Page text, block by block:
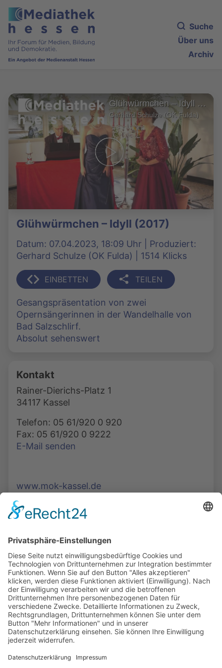
Suche
Über uns
Archiv
Glühwürmchen – Idyll (2017)
Gerhard Schulze (OK Fulda)
Glühwürmchen – Idyll (2017)
Datum: 07.04.2023, 18:09 Uhr | Produziert:
Gerhard Schulze (OK Fulda) | 1514 Klicks
EINBETTEN TEILEN
Gesangspräsentation von zwei
Opernsängerinnen in der Wandelhalle von
Bad Salzschlirf.
Absolut sehenswert
Kontakt
Rainer-Dierichs-Platz 1
34117 Kassel
Telefon: 05 61/920 0 920
Fax: 05 61/920 0 9222
E-Mail senden
www.mok-kassel.de
Podcasts, Themen und Informationen.
Entdecken Sie unser Forum für Medien, Bildung
und Demokratie - jederzeit und überall
verfügbar.
Mehr erfahren